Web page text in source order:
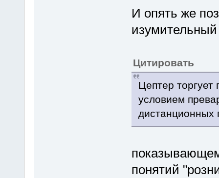
И опять же
Цитировать
Цептер
условием
дистанционных
понятий